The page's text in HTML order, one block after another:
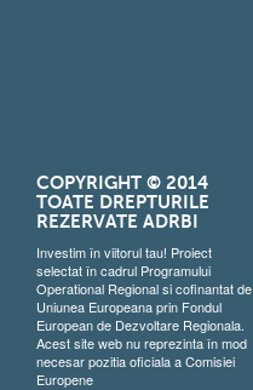
COPYRIGHT © 2014
TOATE DREPTURILE
REZERVATE ADRBI
Investim în viitorul tau! Proiect
selectat în cadrul Programului
Operational Regional si cofinantat de
Uniunea Europeana prin Fondul
European de Dezvoltare Regionala.
Acest site web nu reprezinta în mod
necesar pozitia oficiala a Comisiei
Europene